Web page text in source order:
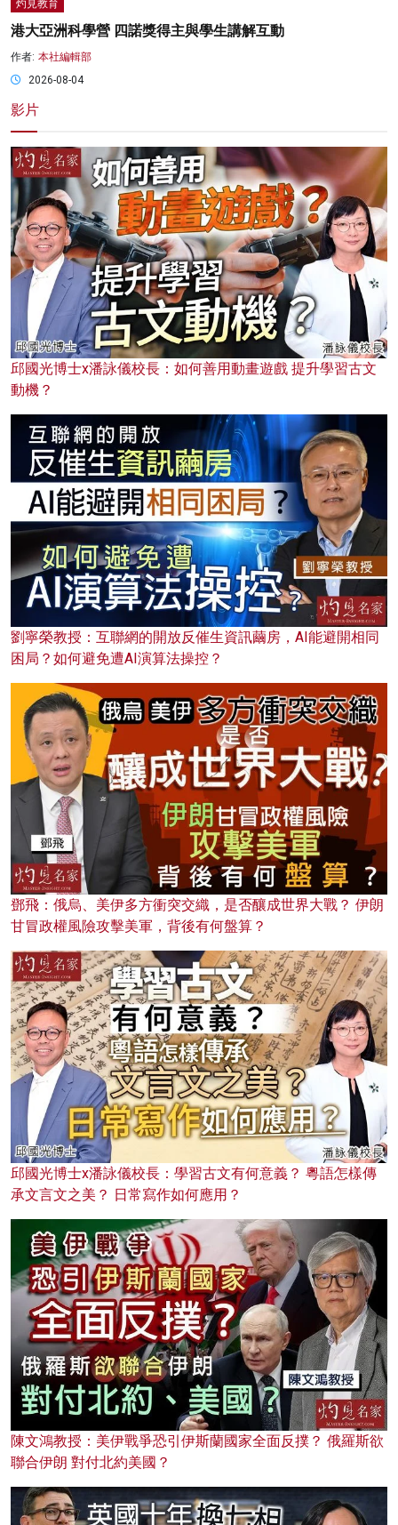
灼見教育
港大亞洲科學營 四諾獎得主與學生講解互動
作者: 本社編輯部
2026-08-04
影片
邱國光博士x潘詠儀校長：如何善用動畫遊戲 提升學習古文
動機？
劉寧榮教授：互聯網的開放反催生資訊繭房，AI能避開相同
困局？如何避免遭AI演算法操控？
鄧飛：俄烏、美伊多方衝突交織，是否釀成世界大戰？ 伊朗
甘冒政權風險攻擊美軍，背後有何盤算？
邱國光博士x潘詠儀校長：學習古文有何意義？ 粵語怎樣傳
承文言文之美？ 日常寫作如何應用？
陳文鴻教授：美伊戰爭恐引伊斯蘭國家全面反撲？ 俄羅斯欲
聯合伊朗 對付北約美國？